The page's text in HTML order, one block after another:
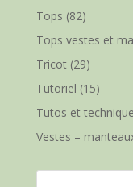
Tops (82)
Tops vestes et
Tricot(29)
Tutoriel (15)
Tutos et
Vestes –